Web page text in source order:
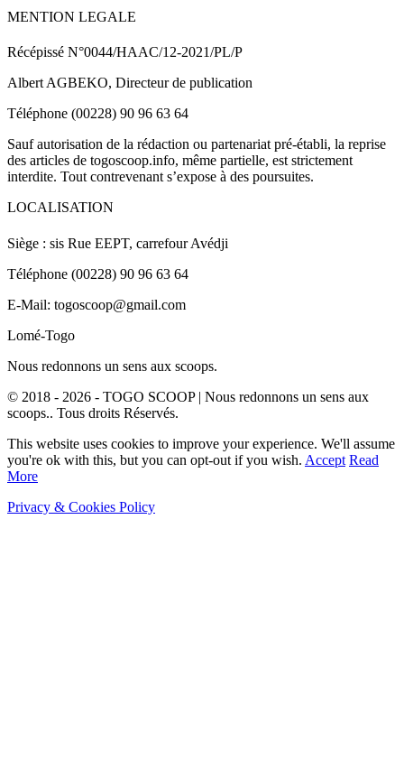
MENTION LEGALE
Récépissé N°0044/HAAC/12-2021/PL/P
Albert AGBEKO, Directeur de publication
Téléphone (00228) 90 96 63 64
Sauf autorisation de la rédaction ou partenariat pré-établi, la reprise
des articles de togoscoop.info, même partielle, est strictement
interdite. Tout contrevenant s’expose à des poursuites.
LOCALISATION
Siège : sis Rue EEPT, carrefour Avédji
Téléphone (00228) 90 96 63 64
E-Mail: togoscoop@gmail.com
Lomé-Togo
Nous redonnons un sens aux scoops.
© 2018 - 2026 - TOGO SCOOP | Nous redonnons un sens aux
scoops.. Tous droits Réservés.
This website uses cookies to improve your experience. We'll assume
you're ok with this, but you can opt-out if you wish. Accept Read
More
Privacy & Cookies Policy